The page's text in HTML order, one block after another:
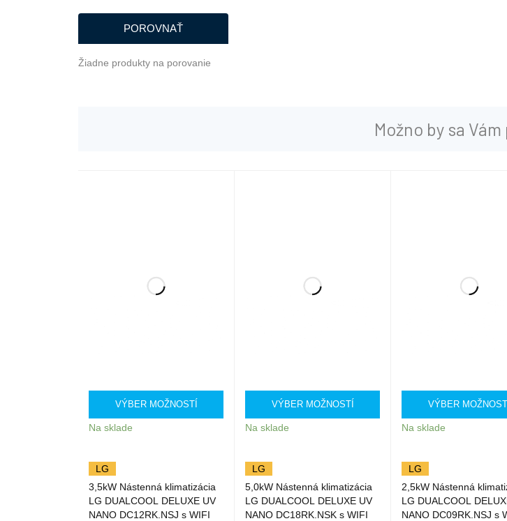
AR70H12C1ABN
EU R32
POROVNAŤ
Žiadne produkty na porovanie
Možno by sa
VÝBER MOŽNOSTÍ
Na sklade
LG
3,5kW Nástenná klimatizácia
LG DUALCOOL DELUXE UV
NANO DC12RK.NSJ s WIFI
VÝBER MOŽNOSTÍ
Na sklade
LG
5,0kW Nástenná klimatizácia
LG DUALCOOL DELUXE UV
NANO DC18RK.NSK s WIFI
VÝBER MOŽNOSTÍ
Na sklade
LG
2,5kW Nástenná
LG DUALCOOL
NANO DC09RK.NSJ s